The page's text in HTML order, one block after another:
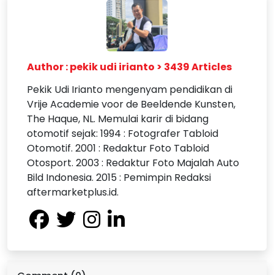
Author : pekik udi irianto > 3439 Articles
Pekik Udi Irianto mengenyam pendidikan di
Vrije Academie voor de Beeldende Kunsten,
The Haque, NL. Memulai karir di bidang
otomotif sejak: 1994 : Fotografer Tabloid
Otomotif. 2001 : Redaktur Foto Tabloid
Otosport. 2003 : Redaktur Foto Majalah Auto
Bild Indonesia. 2015 : Pemimpin Redaksi
aftermarketplus.id.